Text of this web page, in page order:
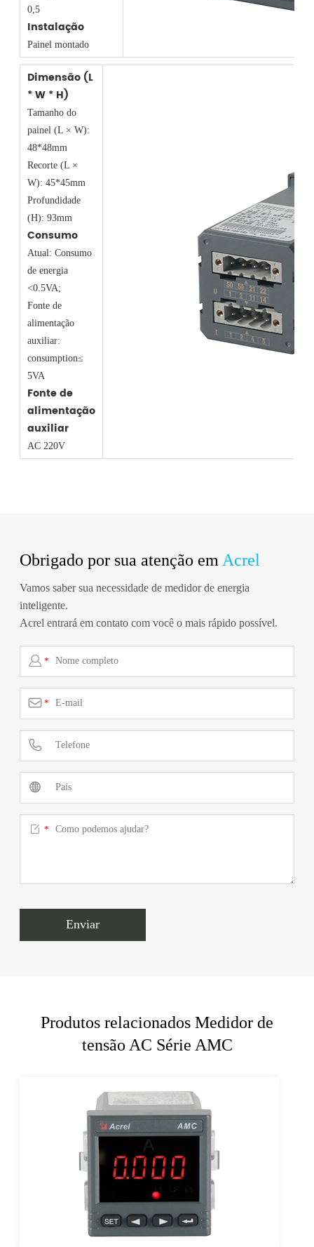
0,5
Instalação
Painel montado
Dimensão (L
* W * H)
Tamanho do
painel (L × W):
48*48mm
Recorte (L ×
W): 45*45mm
Profundidade
(H): 93mm
Consumo
Atual: Consumo
de energia
<0.5VA;
Fonte de
alimentação
auxiliar:
consumption≤
5VA
Fonte de
alimentação
auxiliar
AC 220V
Obrigado por sua atenção em Acrel
Vamos saber sua necessidade de medidor de energia
inteligente.
Acrel entrará em contato com você o mais rápido possível.
*
*


*
Enviar
Produtos relacionados Medidor de
tensão AC Série AMC